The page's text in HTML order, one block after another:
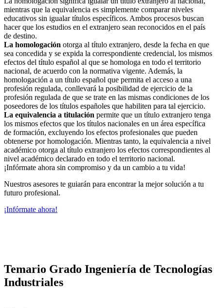
mientras que la equivalencia es simplemente comparar niveles
educativos sin igualar títulos específicos. Ambos procesos buscan
hacer que los estudios en el extranjero sean reconocidos en el país
de destino.
La homologación otorga al título extranjero, desde la fecha en que
sea concedida y se expida la correspondiente credencial, los mismos
efectos del título español al que se homologa en todo el territorio
nacional, de acuerdo con la normativa vigente. Además, la
homologación a un título español que permita el acceso a una
profesión regulada, conllevará la posibilidad de ejercicio de la
profesión regulada de que se trate en las mismas condiciones de los
poseedores de los títulos españoles que habiliten para tal ejercicio.
La equivalencia a titulación permite que un título extranjero tenga
los mismos efectos que los títulos nacionales en un área específica
de formación, excluyendo los efectos profesionales que pueden
obtenerse por homologación. Mientras tanto, la equivalencia a nivel
académico otorga al título extranjero los efectos correspondientes al
nivel académico declarado en todo el territorio nacional.
¡Infórmate ahora sin compromiso y da un cambio a tu vida!
Nuestros asesores te guiarán para encontrar la mejor solución a tu
futuro profesional.
¡Infórmate ahora!
Temario Grado Ingeniería de Tecnologías
Industriales